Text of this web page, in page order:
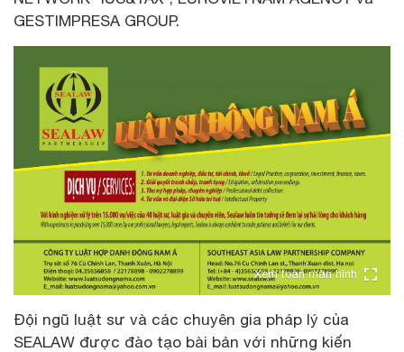
GESTIMPRESA GROUP.
Xem toàn màn hình
Đội ngũ luật sư và các chuyên gia pháp lý của
SEALAW được đào tạo bài bản với những kiến